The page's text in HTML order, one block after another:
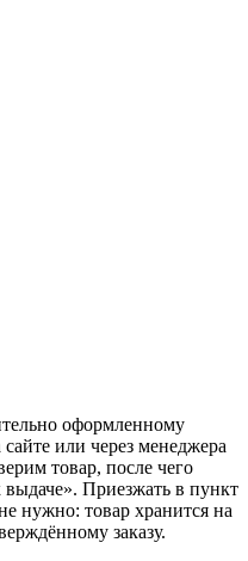
оформленному
сайте или через менеджера
товар, после чего
Приезжать в пункт
нужно: товар хранится на
заказу.